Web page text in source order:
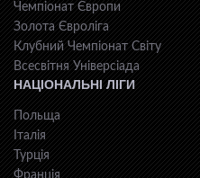
Чемпіонат Європи
Золота Євроліга
Клубний Чемпіонат Світу
Всесвiтня Унiверсiaда
НАЦІОНАЛЬНІ ЛІГИ
Польща
Італія
Турція
Франція